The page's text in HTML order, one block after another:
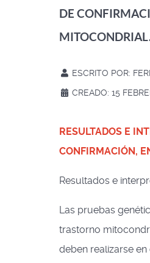
DE
ESCRITO POR:
CREADO: 15
RESULTADOS E
CONFIRMACIÓN,
Resultados e
Las pruebas
trastorno
deben realizarse